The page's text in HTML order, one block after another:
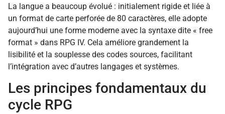
La langue a beaucoup évolué : initialement rigide et liée à
un format de carte perforée de 80 caractères, elle adopte
aujourd’hui une forme moderne avec la syntaxe dite « free
format » dans RPG IV. Cela améliore grandement la
lisibilité et la souplesse des codes sources, facilitant
l’intégration avec d’autres langages et systèmes.
Les principes fondamentaux du
cycle RPG